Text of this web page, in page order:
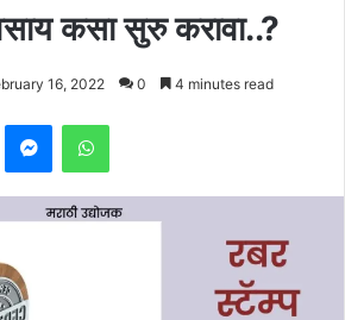
कसा सुरु करावा..?
16, 2022 0 4 minutes read
MessengerWhatsApp